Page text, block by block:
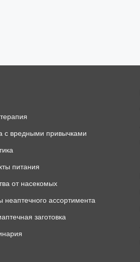
с вредными привычками
питания
от насекомых
неаптечного ассортимента
заготовка